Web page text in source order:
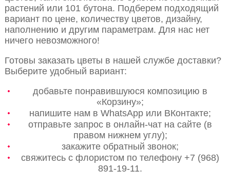
растений или 101 бутона. Подберем подходящий
вариант по цене, количеству цветов, дизайну,
наполнению и другим параметрам. Для нас нет
ничего невозможного!
Готовы заказать цветы в нашей службе доставки?
Выберите удобный вариант:
добавьте понравившуюся композицию в
«Корзину»;
напишите нам в WhatsApp или ВКонтакте;
отправьте запрос в онлайн-чат на сайте (в
правом нижнем углу);
закажите обратный звонок;
свяжитесь с флористом по телефону +7 (968)
891-19-11.